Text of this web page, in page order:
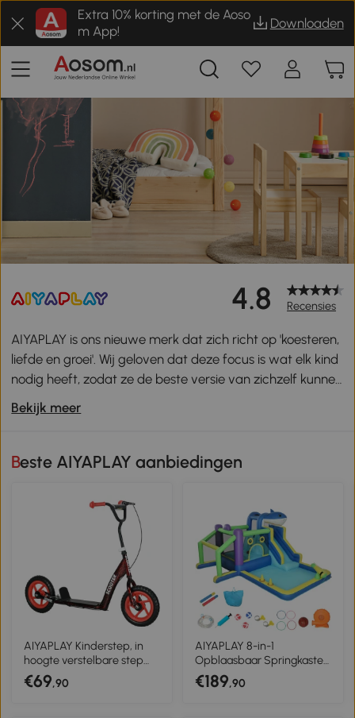
Extra 10% korting met de Aoso
m App!
Downloaden
4.8 Recensies
AIYAPLAY is ons nieuwe merk dat zich richt op 'koesteren,
liefde en groei'. Wij geloven dat deze focus is wat elk kind
nodig heeft, zodat ze de beste versie van zichzelf kunnen
worden. Onze kinderen zijn de leiders van morgen en we
zijn er ongelooflijk trots op dat we hen helpen met hun
kleurrijk, leuk en onvergetelijk zijn.
Bekijk meer
Beste AIYAPLAY aanbiedingen
AIYAPLAY Kinderstep, in
hoogte verstelbare step
voor kinderen, met rem,
standaard, 2 wielen,
€69,90
AIYAPLAY 8-in-1
Opblaasbaar Springkasteel
met Haai-Design Blazer
Glijbaan Zwembad
€189,90